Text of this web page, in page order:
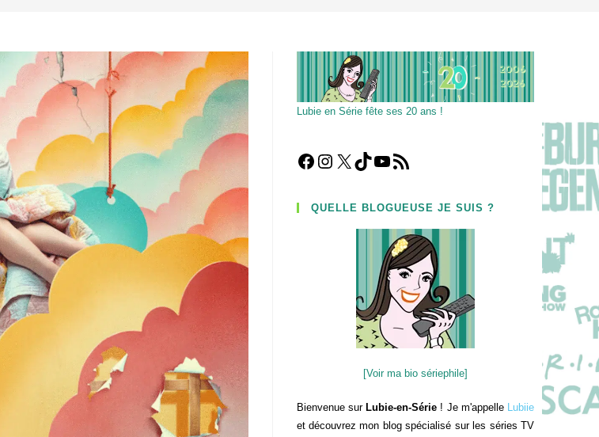
Lubie en Série fête ses 20 ans !
Facebook
Instagram
X TikTokYouTube
Flux RSS
QUELLE BLOGUEUSE JE SUIS ?
[Voir ma bio sériephile]
Bienvenue sur Lubie-en-Série ! Je m'appelle Lubiie
et découvrez mon blog spécialisé sur les séries TV